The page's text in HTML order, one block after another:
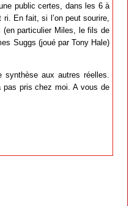
public certes, dans les 6 à
En fait, si l’on peut sourire,
(en particulier Miles, le fils de
Suggs (joué par Tony Hale)
synthèse aux autres réelles.
pas pris chez moi. A vous de